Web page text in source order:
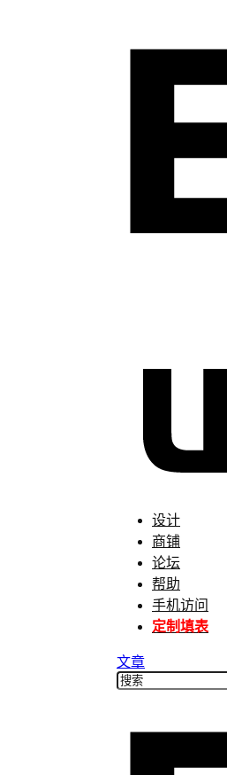
设计
商铺
论坛
帮助
手机访问
定制填表
文章